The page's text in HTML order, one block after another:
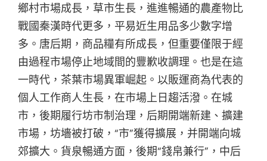
鄉村市場成長，草市生長，進進暢通的農產物比
戰國秦漢時代更多，平易近生用品多少數字增
多。唐后期，商品糧有所成長，但重要僅限于經
由過程市場停止地域間的豐歉收調理。也是在這
一時代，茶葉市場異軍崛起。以販運商為代表的
個人工作商人生長，在市場上日趨活潑。在城
市，後期履行坊市制治理，后期開端新建、擴建
市場，坊墻被打破，“市”獲得擴展，并開端向城
郊擴大。貨泉暢通方面，後期“錢帛兼行”，中后